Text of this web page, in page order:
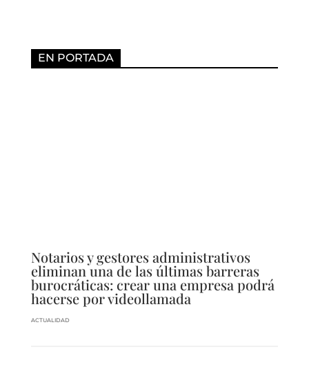
EN PORTADA
Notarios y gestores administrativos
eliminan una de las últimas barreras
burocráticas: crear una empresa podrá
hacerse por videollamada
ACTUALIDAD